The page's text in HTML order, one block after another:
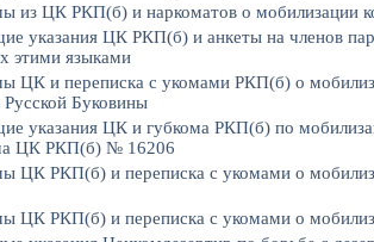
из ЦК РКП(б) и наркоматов о мобилизации
указания ЦК РКП(б) и анкеты на членов
этими языками
ЦК и переписка с укомами РКП(б) о
Буковины
указания ЦК и губкома РКП(б) по
ЦК РКП(б) № 16206
ЦК РКП(б) и переписка с укомами о
ЦК РКП(б) и переписка с укомами о